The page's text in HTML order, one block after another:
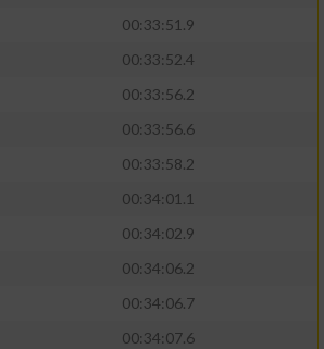
00:33:51.9
00:33:52.4
00:33:56.2
00:33:56.6
00:33:58.2
00:34:01.1
00:34:02.9
00:34:06.2
00:34:06.7
00:34:07.6